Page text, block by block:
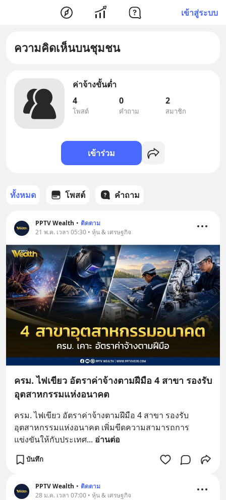
เข้าสู่ระบบ
ความคิดเห็นบนชุมชน
ค่าจ้างขั้นต่ำ
4
โพสต์
0
คำถาม
2
สมาชิก
เข้าร่วม
ทั้งหมด โพสต์ คำถาม
PPTV Wealth • ติดตาม
21 พ.ค. เวลา 05:30 • หุ้น & เศรษฐกิจ
ครม. ไฟเขียว อัตราค่าจ้างตามฝีมือ 4 สาขา รองรับ
อุตสาหกรรมแห่งอนาคต
ครม. ไฟเขียว อัตราค่าจ้างตามฝีมือ 4 สาขา รองรับ
อุตสาหกรรมแห่งอนาคต เพิ่มขีดความสามารถการ
แข่งขันให้กับประเทศ... อ่านต่อ
บันทึก
PPTV Wealth • ติดตาม
28 ม.ค. เวลา 07:00 • หุ้น & เศรษฐกิจ